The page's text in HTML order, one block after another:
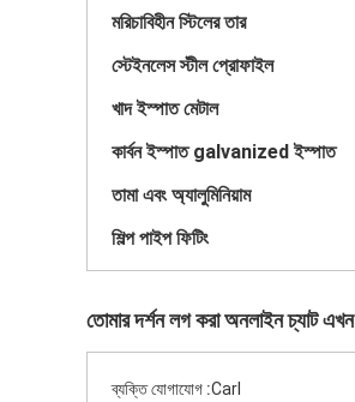
মরিচাবিহীন স্টিলের তার
স্টেইনলেস স্টীল প্রোফাইল
খাদ ইস্পাত মেটাল
কার্বন ইস্পাত galvanized ইস্পাত
তামা এবং অ্যালুমিনিয়াম
শিল্প পাইপ ফিটিং
তোমার দর্শন লগ করা অনলাইন চ্যাট এখন
ব্যক্তি যোগাযোগ :Carl